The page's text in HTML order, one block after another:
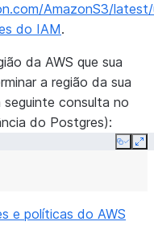
AmazonS3/
do IAM.
da AWS que sua
a região da sua
consulta no
do Postgres):
Copy
e políticas do AWS